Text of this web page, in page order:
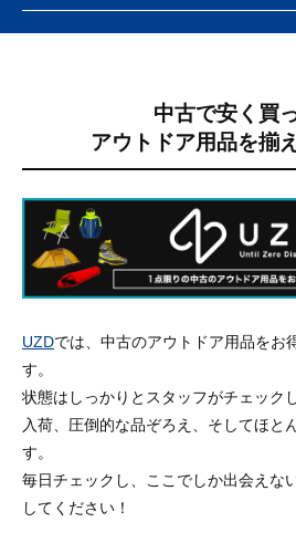
中古で安く買っ
アウトドア用品を揃
UZDでは、中古のアウトドア用品をお
す。
状態はしっかりとスタッフがチェック
入荷、圧倒的な品ぞろえ、そしてほと
す。
毎日チェックし、ここでしか出会えな
してください！